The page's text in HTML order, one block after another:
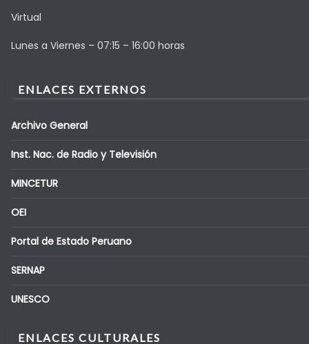
Virtual
Lunes a Viernes – 07:15 – 16:00 horas
ENLACES EXTERNOS
Archivo General
Inst. Nac. de Radio y Televisión
MINCETUR
OEI
Portal de Estado Peruano
SERNAP
UNESCO
ENLACES CULTURALES